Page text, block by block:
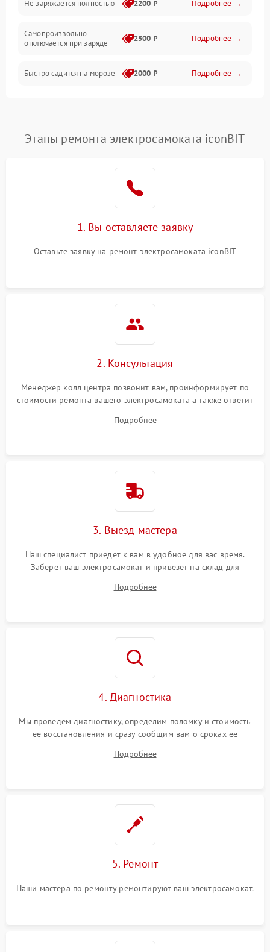
Не заряжается полностью 2200 ₽ Подробнее →
Самопроизвольно
отключается при заряде
2500 ₽ Подробнее →
Быстро садится на морозе 2000 ₽ Подробнее →
Этапы ремонта электросамоката iconBIT
1. Вы оставляете заявку
Оставьте заявку на ремонт электросамоката iconBIT
2. Консультация
Менеджер колл центра позвонит вам, проинформирует по
стоимости ремонта вашего электросамоката а также ответит
Подробнее
3. Выезд мастера
Наш специалист приедет к вам в удобное для вас время.
Заберет ваш электросамокат и привезет на склад для
Подробнее
4. Диагностика
Мы проведем диагностику, определим поломку и стоимость
ее восстановления и сразу сообщим вам о сроках ее
Подробнее
5. Ремонт
Наши мастера по ремонту ремонтируют ваш электросамокат.